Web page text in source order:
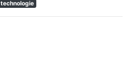
technologie